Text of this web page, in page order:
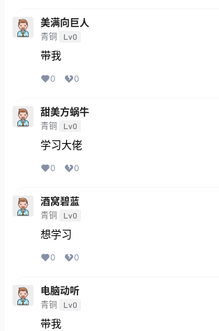
美满向巨人
青铜 Lv0
带我
0 0
甜美方蜗牛
青铜 Lv0
学习大佬
0 0
酒窝碧蓝
青铜 Lv0
想学习
0 0
电脑动听
青铜 Lv0
带我